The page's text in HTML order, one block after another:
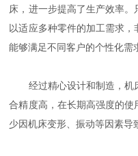
床，进一步提高了生产效率
以适应多种零件的加工需求，
能够满足不同客户的个性化需
经过精心设计和制造，机
合精度高，在长期高强度的
少因机床变形、振动等因素导